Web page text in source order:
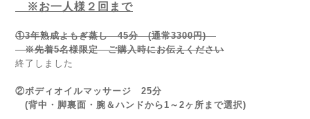
※お一人様２回まで
①3年熟成よもぎ蒸し 45分 (通常3300円)
※先着5名様限定 ご購入時にお伝えください
終了しました
②ボディオイルマッサージ 25分
(背中・脚裏面・腕＆ハンドから1～2ヶ所まで選択)